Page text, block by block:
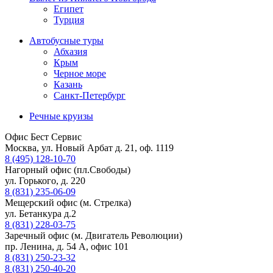
Египет
Турция
Автобусные туры
Абхазия
Крым
Черное море
Казань
Санкт-Петербург
Речные круизы
Офис Бест Сервис
Москва, ул. Новый Арбат д. 21, оф. 1119
8 (495) 128-10-70
Нагорный офис (пл.Свободы)
ул. Горького, д. 220
8 (831) 235-06-09
Мещерский офис (м. Стрелка)
ул. Бетанкура д.2
8 (831) 228-03-75
Заречный офис (м. Двигатель Революции)
пр. Ленина, д. 54 А, офис 101
8 (831) 250-23-32
8 (831) 250-40-20